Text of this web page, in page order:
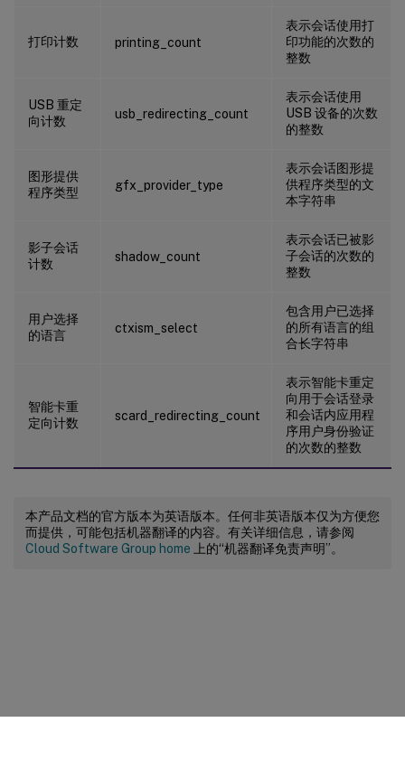
打印计数 printing_count
表示会话使用打
印功能的次数的
整数
USB 重定
向计数
usb_redirecting_count
表示会话使用
USB 设备的次数
的整数
图形提供
程序类型
gfx_provider_type
表示会话图形提
供程序类型的文
本字符串
影子会话
计数
shadow_count
表示会话已被影
子会话的次数的
整数
用户选择
的语言
ctxism_select
包含用户已选择
的所有语言的组
合长字符串
智能卡重
定向计数
scard_redirecting_count
表示智能卡重定
向用于会话登录
和会话内应用程
序用户身份验证
的次数的整数
本产品文档的官方版本为英语版本。任何非英语版本仅为方便您
而提供，可能包括机器翻译的内容。有关详细信息，请参阅
Cloud Software Group home 上的“机器翻译免责声明”。